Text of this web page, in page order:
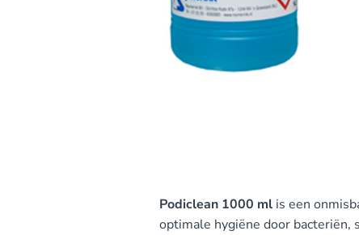
Podiclean 1000 ml is een
optimale hygiëne door